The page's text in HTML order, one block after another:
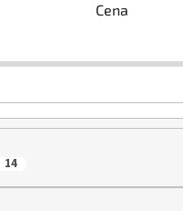
Cena
14